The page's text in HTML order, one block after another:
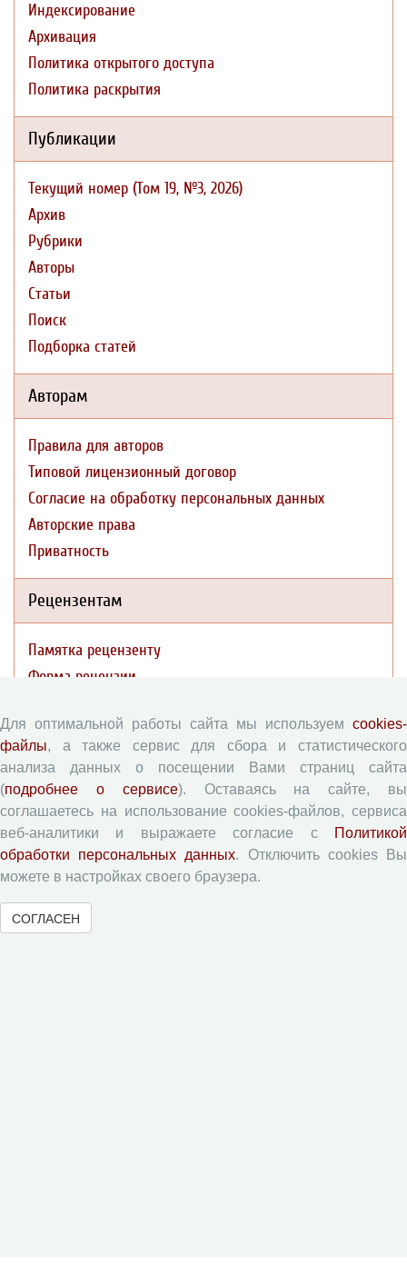
Индексирование
Архивация
Политика открытого доступа
Политика раскрытия
Публикации
Текущий номер (Том 19, №3, 2026)
Архив
Рубрики
Авторы
Статьи
Поиск
Подборка статей
Авторам
Правила для авторов
Типовой лицензионный договор
Согласие на обработку персональных данных
Авторские права
Приватность
Рецензентам
Памятка рецензенту
Форма рецензии
Журналы ВолНЦ РАН
Экономические и социальные перемены
Проблемы развития территории
Вопросы территориального развития
Социальное пространство
АгроЗооТехника
Для оптимальной работы сайта мы используем cookies-
файлы, а также сервис для сбора и статистического
анализа данных о посещении Вами страниц сайта
(подробнее о сервисе). Оставаясь на сайте, вы
соглашаетесь на использование cookies-файлов, сервиса
веб-аналитики и выражаете согласие с
Политикой
обработки персональных данных. Отключить cookies Вы
можете в настройках своего браузера.
СОГЛАСЕН